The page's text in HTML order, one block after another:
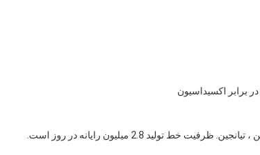
برابر اکسیداسیون
تیانجین.
ظرفیت خط تولید 2.8 میلیون رایانه در روز است.